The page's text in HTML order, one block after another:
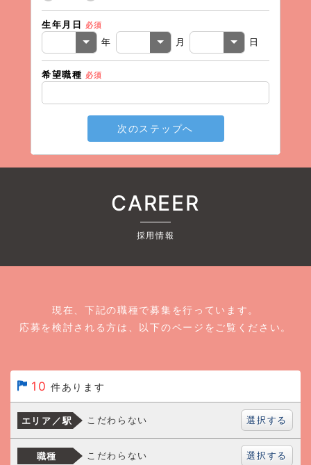
生年月日 必須
年 月 日
希望職種 必須
次のステップへ
CAREER
採用情報
現在、下記の職種で募集を行っています。
応募を検討される方は、以下のページをご覧ください。
10 件あります
エリア／駅 こだわらない 選択する
職種 こだわらない 選択する